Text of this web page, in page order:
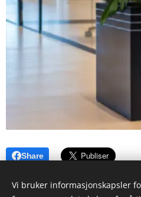
Share
Vi bruker informasjonskapsler